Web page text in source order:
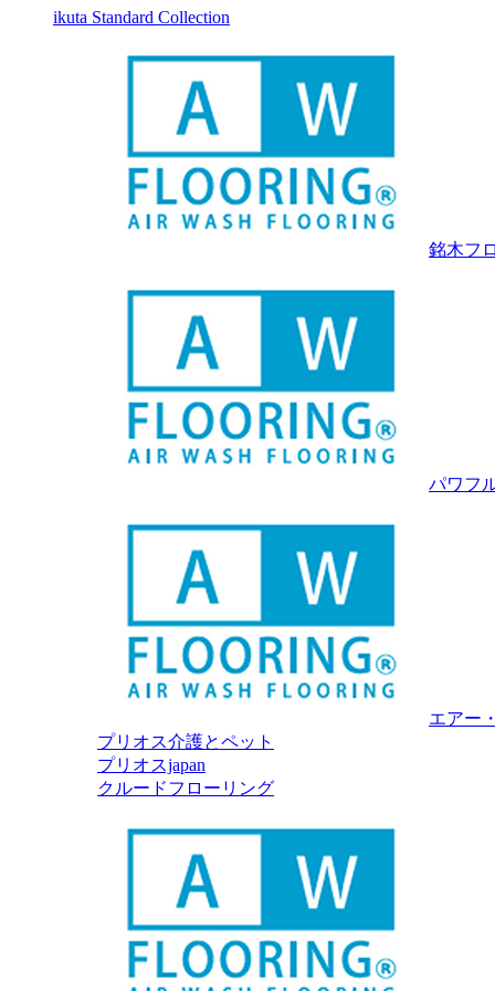
ikuta Standard Collection
銘木フ
パワフ
エアー
プリオス介護とペット
プリオスjapan
クルードフローリング